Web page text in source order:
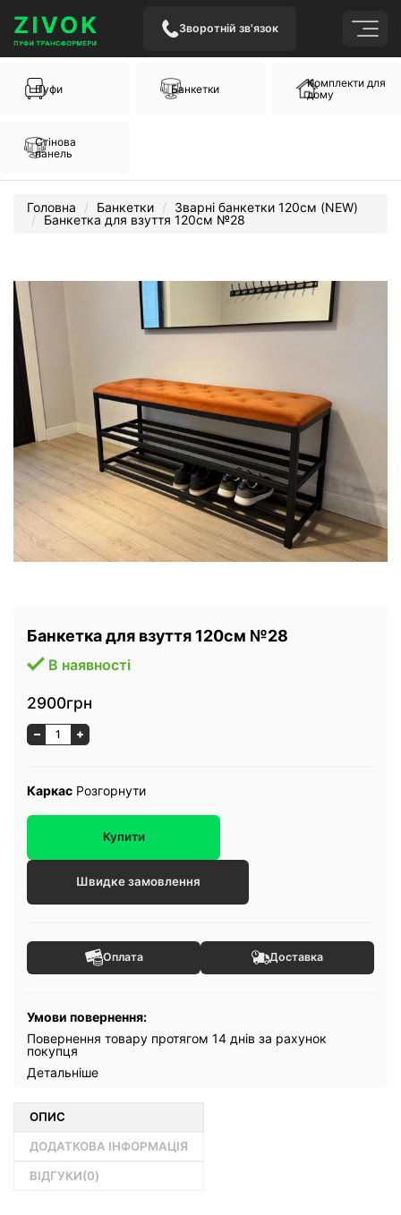
Зворотній зв'язок
Пуфи Банкетки
Комплекти для
дому
Стінова
панель
Головна Банкетки
Зварні банкетки 120см (NEW)
Банкетка для взуття 120см №28
Банкетка для взуття 120см №28
В наявності
2900грн
Каркас Розгорнути
Купити
Швидке замовлення
Оплата Доставка
Умови повернення:
Повернення товару протягом 14 днів за рахунок
покупця
Детальніше
ОПИС
ДОДАТКОВА ІНФОРМАЦІЯ
ВІДГУКИ(0)